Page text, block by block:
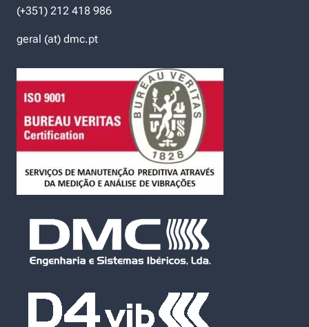
(+351) 212 418 986
geral (at) dmc.pt